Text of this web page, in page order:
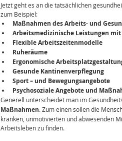
Jetzt geht es an die tatsächlichen
zum Beispiel:
Maßnahmen des Arbeits- und
Arbeitsmedizinische Leistungen
Flexible Arbeitszeitenmodelle
Ruheräume
Ergonomische
Gesunde Kantinenverpflegung
Sport – und Bewegungsangebote
Psychosoziale Angebote und
Generell unterscheidet man im
Maßnahmen. Zum einen sollen die
kranken, unmotivierten und abwesenden
Arbeitsleben zu finden.